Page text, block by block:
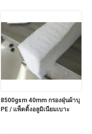
8500gsm 40mm กรองฝุ่นผ้าบุ
PE / แพ็ดดิ้งอลูมิเนียมเบาะ